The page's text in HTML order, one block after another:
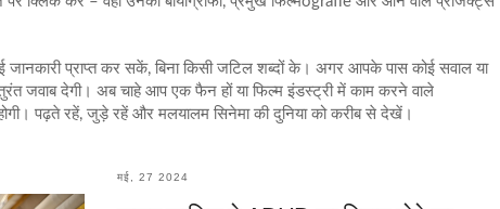
जानकारी प्राप्त कर सकें, बिना किसी जटिल शब्दों के। अगर आपके पास कोई सवाल या
जवाब देगी। अब चाहे आप एक फैन हों या फिल्म इंडस्ट्री में काम करने वाले
पढ़ते रहें, जुड़े रहें और मलयालम सिनेमा की दुनिया को करीब से देखें।
मई, 27 2024